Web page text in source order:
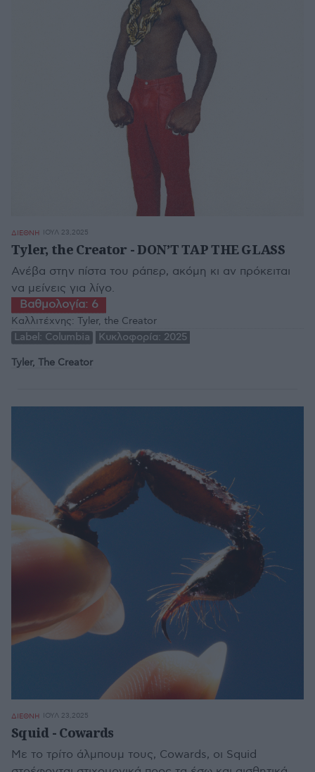
ΔΙΕΘΝΗ ΙΟΥΛ 23,2025
Tyler, the Creator - DON’T TAP THE GLASS
Ανέβα στην πίστα του ράπερ, ακόμη κι αν πρόκειται
να μείνεις για λίγο.
Βαθμολογία: 6
Καλλιτέχνης: Tyler, the Creator
Label: Columbia Κυκλοφορία: 2025
Tyler, The Creator
ΔΙΕΘΝΗ ΙΟΥΛ 23,2025
Squid - Cowards
Με το τρίτο άλμπουμ τους, Cowards, οι Squid